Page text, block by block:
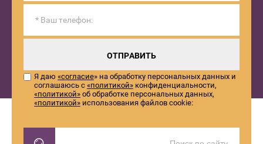
ОТПРАВИТЬ
Я даю «согласие» на обработку персональных данных и
соглашаюсь с «политикой» конфиденциальности,
«политикой» об обработке персональных данных,
«политикой» использования файлов cookie: